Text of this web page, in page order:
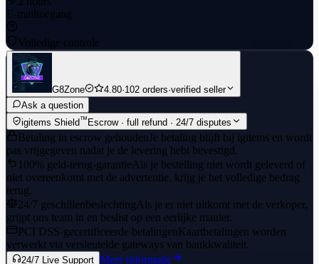
E-mailtoegang
Volledige controle
G8Zone 4.80·102 orders·verified seller
Ask a question
igitems Shield™ Escrow · full refund · 24/7 disputes
Betaling in escrow gehoudenJe betaling blijft bij igitems en wordt
pas vrijgegeven nadat je de levering hebt bevestigd.
100% geld-terug-garantieAls je bestelling niet wordt geleverd of
niet overeenkomt met de advertentie, krijg je het volledige bedrag
terug.
24/7 geschillenbeslechtingAls je er niet uitkomt met de verkoper,
grijpt ons team in en beslist op een eerlijke manier.
PCI DSS-gecertificeerde betalingen Kaartbetalingen worden
verwerkt via versleutelde gateways van bankkwaliteit.
24/7 Live Support Meer informatie